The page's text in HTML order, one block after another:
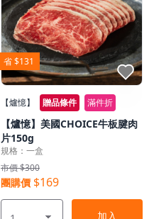
省 $131
點我收藏
【爐憶】 贈品條件 滿件折
【爐憶】美國CHOICE牛板腱肉
片150g
規格：一盒
市價 $300
團購價 $169
加入